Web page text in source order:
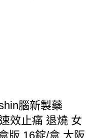
腦新製藥
效止痛 退燒 女
版 16錠/盒 大阪